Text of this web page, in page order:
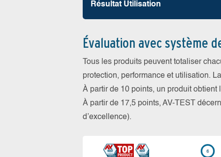
Résultat Utilisation
Évaluation avec système
Tous les produits peuvent totaliser
protection, performance et utilisation.
À partir de 10 points, un produit obtient
À partir de 17,5 points, AV-TEST
d’excellence).